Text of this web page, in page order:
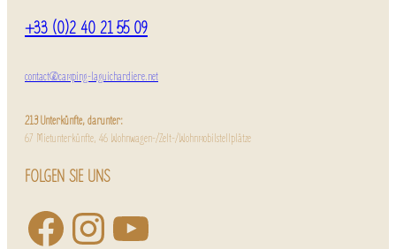
+33 (0)2 40 21 55 09
contact@camping-laguichardiere.net
213 Unterkünfte, darunter:
67 Mietunterkünfte, 46 Wohnwagen-/Zelt-/Wohnmobilstellplätze
FOLGEN SIE UNS